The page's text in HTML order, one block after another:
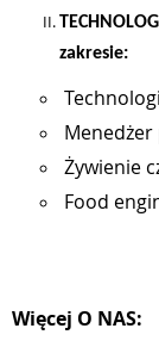
zakresie:
Żywienie
Food
Więcej O NAS: